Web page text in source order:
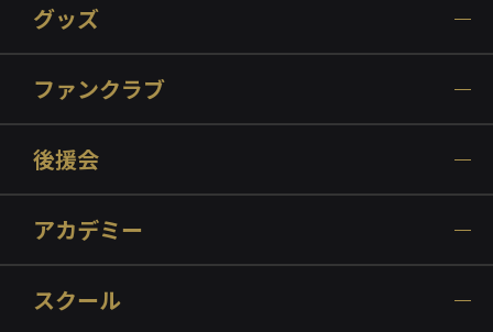
グッズ
ファンクラブ
後援会
アカデミー
スクール